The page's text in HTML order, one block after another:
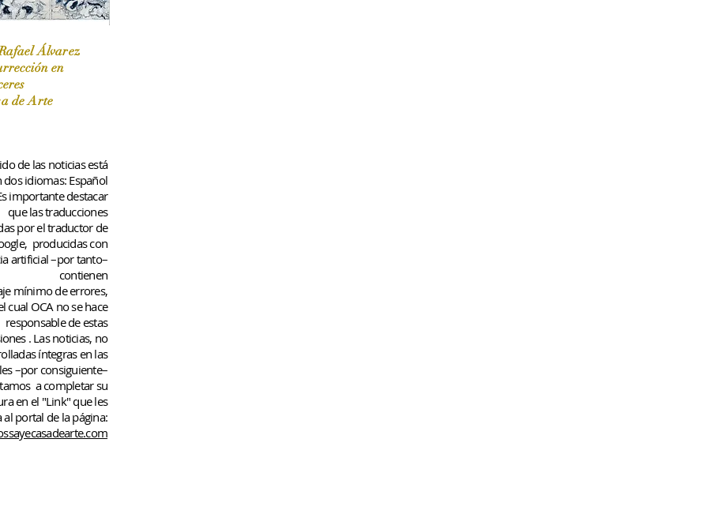
de las noticias está
dos idiomas: Español
importante destacar
que las traducciones
por el traductor de
producidas con
artificial –por tanto–
contienen
mínimode errores,
cual OCA no se hace
responsable de estas
. Las noticias, no
íntegras en las
–por consiguiente–
a completar su
en el "Link" que les
portal de la página:
/ Marzo-Abril / 2024
Álvarez
en
de Arte